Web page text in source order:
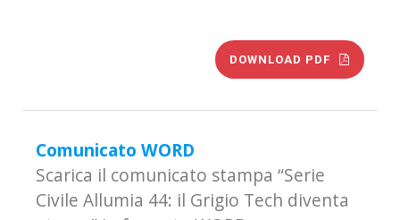
DOWNLOAD PDF
Comunicato WORD
Scarica il comunicato stampa “Serie
Civile Allumia 44: il Grigio Tech diventa